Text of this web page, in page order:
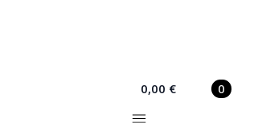
0,00 € 0